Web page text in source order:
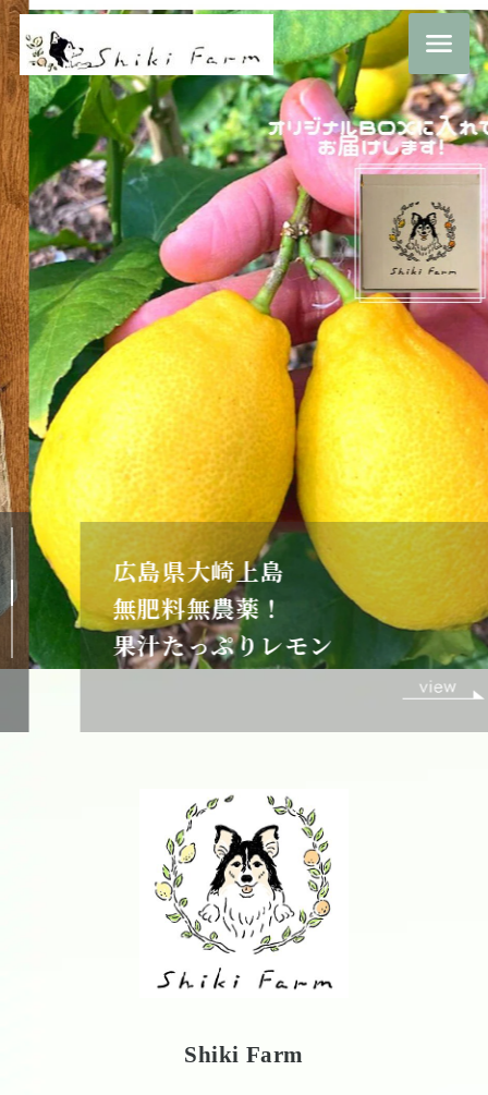
広島県大崎上島
無肥料無農薬！
果汁たっぷりレモン
Shiki Farm